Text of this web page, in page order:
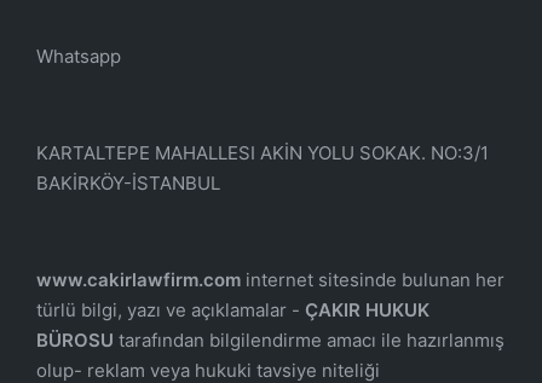
Whatsapp
KARTALTEPE MAHALLESI AKİN YOLU SOKAK. NO:3/1
BAKİRKÖY-İSTANBUL
www.cakirlawfirm.com internet sitesinde bulunan her
türlü bilgi, yazı ve açıklamalar - ÇAKIR HUKUK
BÜROSU tarafından bilgilendirme amacı ile hazırlanmış
olup- reklam veya hukuki tavsiye niteliği